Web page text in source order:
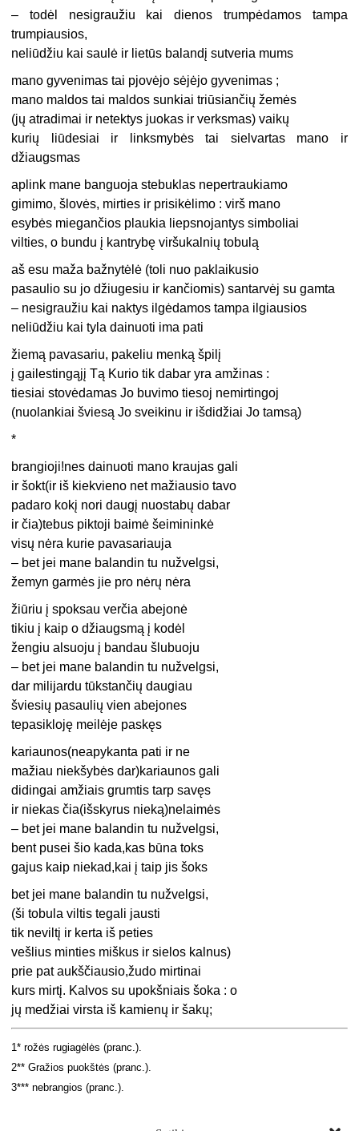
– todėl nesigraužiu kai dienos trumpėdamos tampa
trumpiausios,
neliūdžiu kai saulė ir lietūs balandį sutveria mums
mano gyvenimas tai pjovėjo sėjėjo gyvenimas ;
mano maldos tai maldos sunkiai triūsiančių žemės
(jų atradimai ir netektys juokas ir verksmas) vaikų
kurių liūdesiai ir linksmybės tai sielvartas mano ir
džiaugsmas
aplink mane banguoja stebuklas nepertraukiamo
gimimo, šlovės, mirties ir prisikėlimo : virš mano
esybės miegančios plaukia liepsnojantys simboliai
vilties, o bundu į kantrybę viršukalnių tobulą
aš esu maža bažnytėlė (toli nuo paklaikusio
pasaulio su jo džiugesiu ir kančiomis) santarvėj su gamta
– nesigraužiu kai naktys ilgėdamos tampa ilgiausios
neliūdžiu kai tyla dainuoti ima pati
žiemą pavasariu, pakeliu menką špilį
į gailestingąjį Tą Kurio tik dabar yra amžinas :
tiesiai stovėdamas Jo buvimo tiesoj nemirtingoj
(nuolankiai šviesą Jo sveikinu ir išdidžiai Jo tamsą)
*
brangioji!nes dainuoti mano kraujas gali
ir šokt(ir iš kiekvieno net mažiausio tavo
padaro kokį nori daugį nuostabų dabar
ir čia)tebus piktoji baimė šeimininkė
visų nėra kurie pavasariauja
– bet jei mane balandin tu nužvelgsi,
žemyn garmės jie pro nėrų nėra
žiūriu į spoksau verčia abejonė
tikiu į kaip o džiaugsmą į kodėl
žengiu alsuoju į bandau šlubuoju
– bet jei mane balandin tu nužvelgsi,
dar milijardu tūkstančių daugiau
šviesių pasaulių vien abejones
tepasikloję meilėje paskęs
kariaunos(neapykanta pati ir ne
mažiau niekšybės dar)kariaunos gali
didingai amžiais grumtis tarp savęs
ir niekas čia(išskyrus nieką)nelaimės
– bet jei mane balandin tu nužvelgsi,
bent pusei šio kada,kas būna toks
gajus kaip niekad,kai į taip jis šoks
bet jei mane balandin tu nužvelgsi,
(ši tobula viltis tegali jausti
tik neviltį ir kerta iš peties
vešlius minties miškus ir sielos kalnus)
prie pat aukščiausio,žudo mirtinai
kurs mirtį. Kalvos su upokšniais šoka : o
jų medžiai virsta iš kamienų ir šakų;
1* rožės rugiagėlės (pranc.).
2** Gražios puokštės (pranc.).
3*** nebrangios (pranc.).